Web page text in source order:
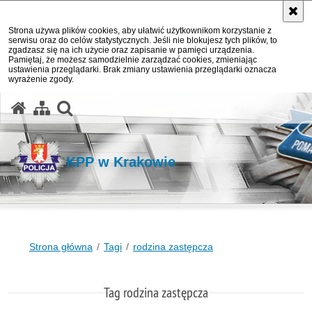
Strona używa plików cookies, aby ułatwić użytkownikom korzystanie z
serwisu oraz do celów statystycznych. Jeśli nie blokujesz tych plików, to
zgadzasz się na ich użycie oraz zapisanie w pamięci urządzenia.
Pamiętaj, że możesz samodzielnie zarządzać cookies, zmieniając
ustawienia przeglądarki. Brak zmiany ustawienia przeglądarki oznacza
wyrażenie zgody.
KPP w Krakowie
Strona główna Tagi rodzina zastępcza
Tag rodzina zastępcza